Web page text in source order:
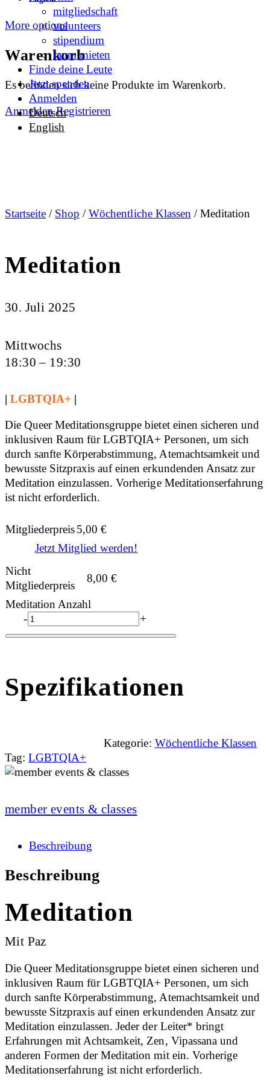
More options
Warenkorb
Es befinden sich keine Produkte im Warenkorb.
Anmelden Registrieren
mitgliedschaft
volunteers
stipendium
raum mieten
Finde deine Leute
Jetzt spenden
Anmelden
Deutsch
English
Startseite / Shop /Wöchentliche Klassen/ Meditation
Meditation
30. Juli 2025
Mittwochs
18:30 – 19:30
|LGBTQIA+ |
Die Queer Meditationsgruppe bietet einen sicheren und
inklusiven Raum für LGBTQIA+ Personen, um sich
durch sanfte Körperabstimmung, Atemachtsamkeit und
bewusste Sitzpraxis auf einen erkundenden Ansatz zur
Meditation einzulassen. Vorherige Meditationserfahrung
ist nicht erforderlich.
Mitgliederpreis5,00€
Jetzt Mitglied werden!
Nicht
Mitgliederpreis
8,00€
Meditation Anzahl
-
+
Spezifikationen
Kategorie: Wöchentliche Klassen
Tag: LGBTQIA+
member events & classes
Beschreibung
Beschreibung
Meditation
Mit Paz
Die Queer Meditationsgruppe bietet einen sicheren und
inklusiven Raum für LGBTQIA+ Personen, um sich
durch sanfte Körperabstimmung, Atemachtsamkeit und
bewusste Sitzpraxis auf einen erkundenden Ansatz zur
Meditation einzulassen. Jeder der Leiter* bringt
Erfahrungen mit Achtsamkeit, Zen, Vipassana und
anderen Formen der Meditation mit ein. Vorherige
Meditationserfahrung ist nicht erforderlich.